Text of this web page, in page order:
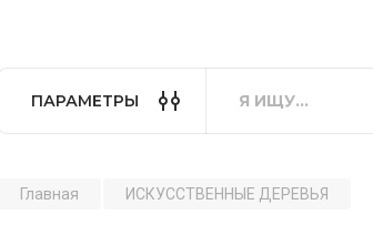
ПАРАМЕТРЫ
Главная ИСКУССТВЕННЫЕ ДЕРЕВЬЯ